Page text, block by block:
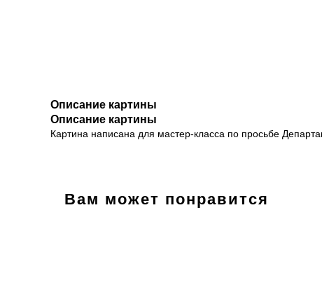
Описание картины
Описание картины
Картина написана для мастер-класса по просьбе
Вам может понравится